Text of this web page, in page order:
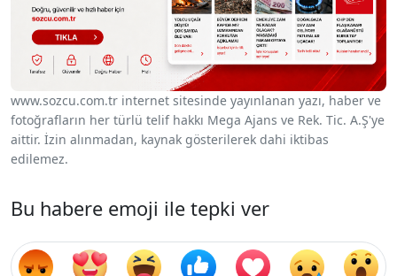
www.sozcu.com.tr internet sitesinde yayınlanan yazı, haber ve
fotoğrafların her türlü telif hakkı Mega Ajans ve Rek. Tic. A.Ş'ye
aittir. İzin alınmadan, kaynak gösterilerek dahi iktibas
edilemez.
Bu habere emoji ile tepki ver